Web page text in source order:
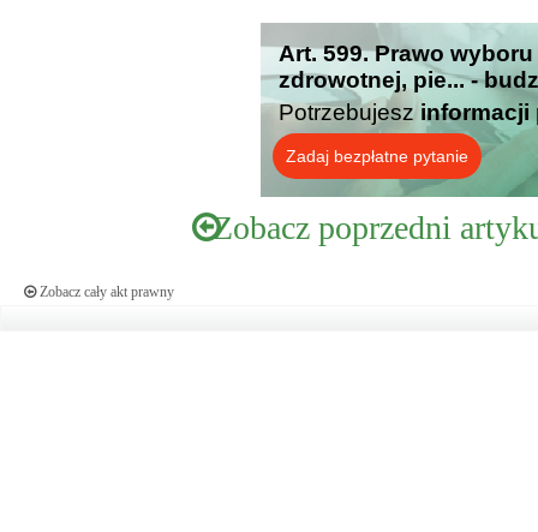
Art. 599. Prawo
zdrowotnej, pie... -
Potrzebujesz informacji
Zadaj bezpłatne pytanie
Zobacz poprzedni
Zobacz cały akt prawny